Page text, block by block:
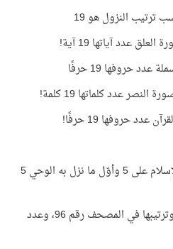
النزول هو 19
عدد آياتها 19 آية!
حروفها 19 حرفًا
عدد كلماتها 19 كلمة!
حروفها 19 حرفًا!
القرآن هو دستور الإسلام وبني الإسلام على 5 وأوّل ما نزل به الوحي 5
أوّل سورة نزلت هي سورة العلق وترتيبها في المصحف رقم 96، وعدد